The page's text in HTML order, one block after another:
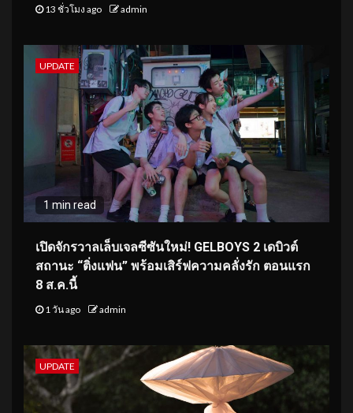
13 ชั่วโมง ago admin
UPDATE
1 min read
เปิดจักรวาลเล็บเจลซีซันใหม่! GELBOYS 2 เดบิวต์
สถานะ “ติ่งแฟน” พร้อมเสิร์ฟความคลั่งรัก ตอนแรก
8 ส.ค.นี้
1 วัน ago admin
UPDATE